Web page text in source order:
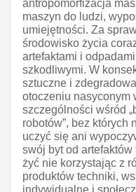
antropomorfizacja
maszyn do ludzi,
umiejętności. Za
środowisko życia
artefaktami i
szkodliwymi. W
sztuczne i
otoczeniu nasyconym
szczególności wśród
robotów”, bez których
uczyć się ani
swój byt od
żyć nie korzystając z
produktów techniki,